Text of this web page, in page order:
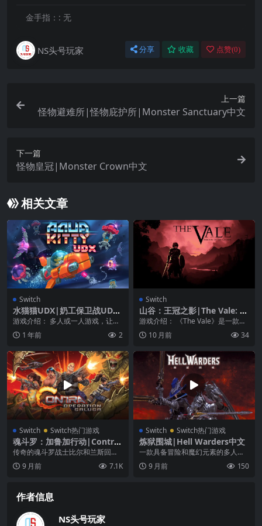
金手指：: 无
NS头号玩家 分享 收藏 点赞(0)
上一篇
怪物避难所|怪物庇护所|Monster Sanctuary中文
下一篇
怪物皇冠|Monster Crown中文
相关文章
Switch
水猫猫UDX|奶工保卫战UDX|
Aqua Kitty UDX
游戏介绍： 多人或一人游戏，让牛
奶流动起来！ AQUA KITTY UDX 爆
发...1 年前 2
Switch
山谷：王冠之影|The Vale: S
hadow of the Crown
游戏介绍： 《The Vale》是一款剧
情导向的动作冒险游戏，运用 3D
音效及...
10 月前 34
Switch Switch热门游戏
魂斗罗：加鲁加行动|Contra:
Operation Galuga中文
传奇的魂斗罗战士比尔和兰斯回
归！ 重新上子弹 & 重生 用最夸张
的方式来...
9 月前 7.1K
Switch Switch热门游戏
炼狱围城|Hell Warders中文
一款具备冒险和魔幻元素的多人动
作游戏，游戏的主旨在于防御，玩
家会面对大量的恶魔大...
9 月前 150
作者信息
NS头号玩家